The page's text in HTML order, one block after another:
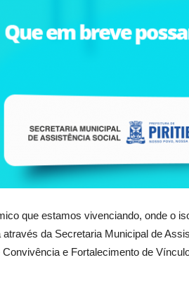
que estamos vivenciando, onde o
através da Secretaria Municipal de
e Fortalecimento de